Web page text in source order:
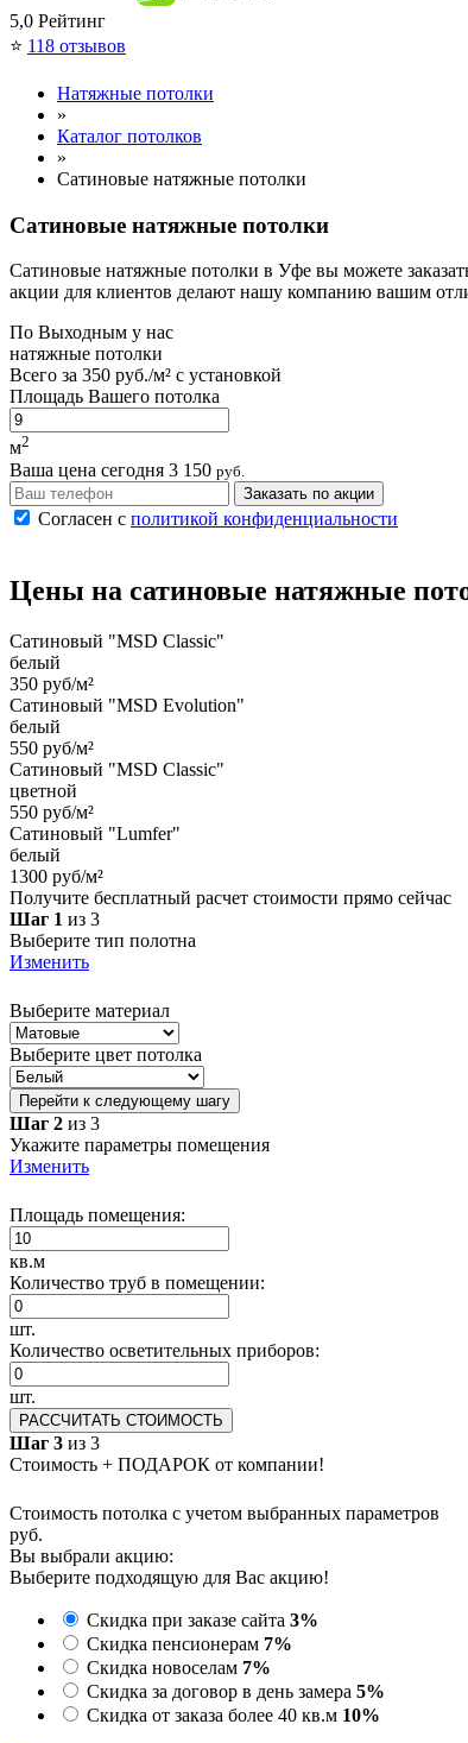
5,0 Рейтинг
⭐ 118 отзывов
Натяжные потолки
»
Каталог потолков
»
Сатиновые натяжные потолки
Сатиновые натяжные потолки
Сатиновые натяжные потолки в Уфе вы можете
акции для клиентов делают нашу компанию вашим
По Выходным у нас
натяжные потолки
Всего за 350 руб./м² с установкой
Площадь Вашего потолка
м2
Ваша цена сегодня 3 150 руб.
Заказать по акции
Согласен с политикой конфиденциальности
Цены на сатиновые натяжные
Сатиновый "MSD Classic"
белый
350 руб/м²
Сатиновый "MSD Evolution"
белый
550 руб/м²
Сатиновый "MSD Classic"
цветной
550 руб/м²
Сатиновый "Lumfer"
белый
1300 руб/м²
Получите бесплатный расчет стоимости прямо сейчас
Шаг 1 из 3
Выберите тип полотна
Изменить
Выберите материал
Выберите цвет потолка
Перейти к следующему шагу
Шаг 2 из 3
Укажите параметры помещения
Изменить
Площадь помещения:
кв.м
Количество труб в помещении:
шт.
Количество осветительных приборов:
шт.
РАССЧИТАТЬ СТОИМОСТЬ
Шаг 3 из 3
Стоимость + ПОДАРОК от компании!
Стоимость потолка с учетом выбранных параметров
руб.
Вы выбрали акцию:
Выберите подходящую для Вас акцию!
Скидка при заказе сайта 3%
Скидка пенсионерам 7%
Скидка новоселам 7%
Скидка за договор в день замера 5%
Скидка от заказа более 40 кв.м 10%